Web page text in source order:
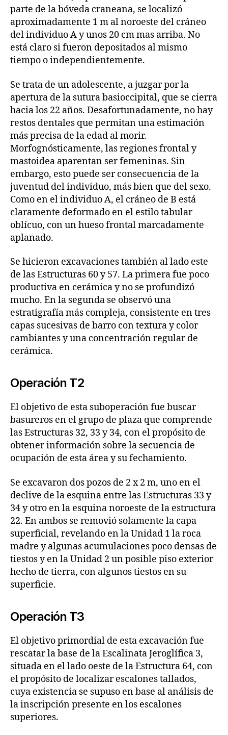
parte de la bóveda craneana, se localizó
aproximadamente 1 m al noroeste del cráneo
del individuo A y unos 20 cm mas arriba. No
está claro si fueron depositados al mismo
tiempo o independientemente.
Se trata de un adolescente, a juzgar por la
apertura de la sutura basioccipital, que se cierra
hacia los 22 años. Desafortunadamente, no hay
restos dentales que permitan una estimación
más precisa de la edad al morir.
Morfognósticamente, las regiones frontal y
mastoidea aparentan ser femeninas. Sin
embargo, esto puede ser consecuencia de la
juventud del individuo, más bien que del sexo.
Como en el individuo A, el cráneo de B está
claramente deformado en el estilo tabular
oblícuo, con un hueso frontal marcadamente
aplanado.
Se hicieron excavaciones también al lado este
de las Estructuras 60 y 57. La primera fue poco
productiva en cerámica y no se profundizó
mucho. En la segunda se observó una
estratigrafía más compleja, consistente en tres
capas sucesivas de barro con textura y color
cambiantes y una concentración regular de
cerámica.
Operación T2
El objetivo de esta suboperación fue buscar
basureros en el grupo de plaza que comprende
las Estructuras 32, 33 y 34, con el propósito de
obtener información sobre la secuencia de
ocupación de esta área y su fechamiento.
Se excavaron dos pozos de 2 x 2 m, uno en el
declive de la esquina entre las Estructuras 33 y
34 y otro en la esquina noroeste de la estructura
22. En ambos se removió solamente la capa
superficial, revelando en la Unidad 1 la roca
madre y algunas acumulaciones poco densas de
tiestos y en la Unidad 2 un posible piso exterior
hecho de tierra, con algunos tiestos en su
superficie.
Operación T3
El objetivo primordial de esta excavación fue
rescatar la base de la Escalinata Jeroglífica 3,
situada en el lado oeste de la Estructura 64, con
el propósito de localizar escalones tallados,
cuya existencia se supuso en base al análisis de
la inscripción presente en los escalones
superiores.